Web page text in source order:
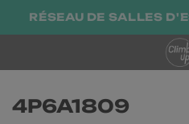
PasserRÉSEAU DE SALLES
4P6A1809